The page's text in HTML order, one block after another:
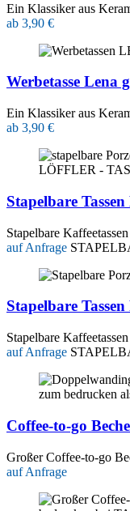
Ein Klassiker aus
ab 3,90 €
Werbetasse Lena
Ein Klassiker aus
ab 3,90 €
Stapelbare
Stapelbare Kaffeetassen
auf Anfrage
Stapelbare
Stapelbare Kaffeetassen
auf Anfrage
Coffee-to-go
Großer Coffee-to-go
auf Anfrage